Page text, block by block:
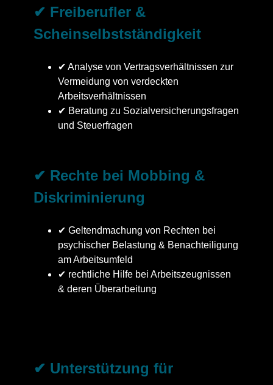
✔ Freiberufler &
Scheinselbstständigkeit
✔ Analyse von Vertragsverhältnissen zur
Vermeidung von verdeckten
Arbeitsverhältnissen
✔ Beratung zu Sozialversicherungsfragen
und Steuerfragen
✔ Rechte bei Mobbing &
Diskriminierung
✔ Geltendmachung von Rechten bei
psychischer Belastung & Benachteiligung
am Arbeitsumfeld
✔ rechtliche Hilfe bei Arbeitszeugnissen
& deren Überarbeitung
✔ Unterstützung für